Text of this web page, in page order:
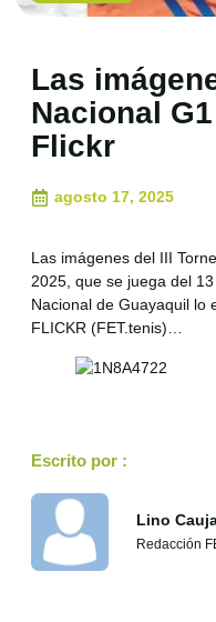
Las
Nacional
Flickr
agosto 17, 2025
Las imágenes del III
2025, que se juega del
Nacional de Guayaquil lo
FLICKR (FET.tenis)…
Escrito por :
Lino
Redacción